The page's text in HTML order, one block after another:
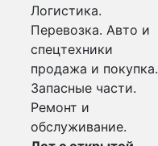
Логистика.
Перевозка. Авто и
спецтехники
продажа и покупка.
Запасные части.
Ремонт и
обслуживание.